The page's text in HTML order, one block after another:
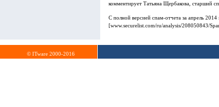
комментирует Татьяна Щербакова, старший
С полной версией спам-отчета за апрель
[www.securelist.com/ru/analysis/208050843/
© ITware 2000-2016